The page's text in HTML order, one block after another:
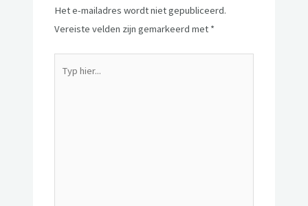
Het e-mailadres wordt niet gepubliceerd.
Vereiste velden zijn gemarkeerd met *